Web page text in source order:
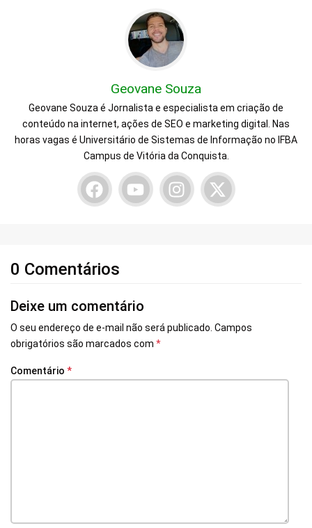
Geovane Souza
Geovane Souza é Jornalista e especialista em criação de
conteúdo na internet, ações de SEO e marketing digital. Nas
horas vagas é Universitário de Sistemas de Informação no IFBA
Campus de Vitória da Conquista.
0 Comentários
Deixe um comentário
O seu endereço de e-mail não será publicado. Campos
obrigatórios são marcados com *
Comentário *